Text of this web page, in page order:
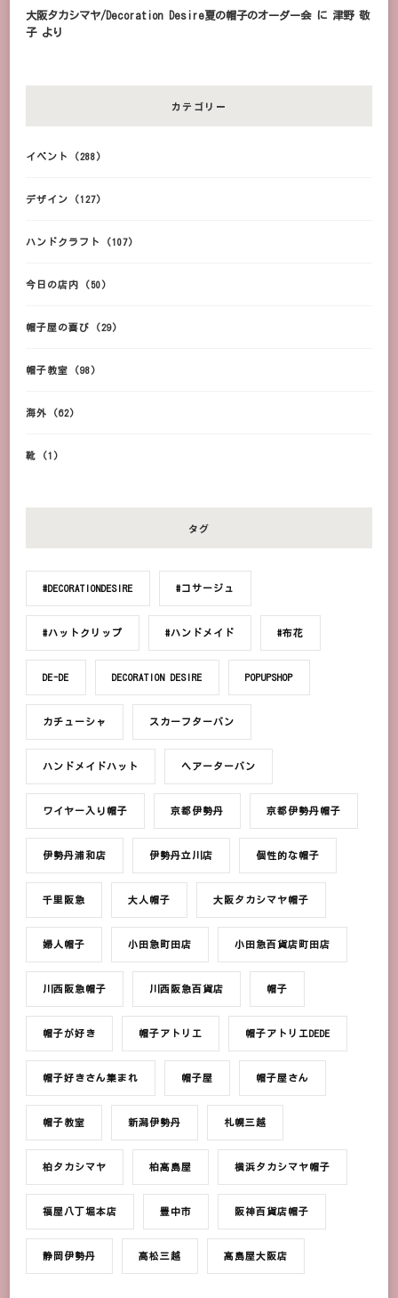
大阪タカシマヤ/Decoration Desire夏の帽子のオーダー会に 津野 敬
子より
カテゴリー
イベント (288)
デザイン (127)
ハンドクラフト (107)
今日の店内 (50)
帽子屋の喜び (29)
帽子教室 (98)
海外 (62)
靴 (1)
タグ
#DECORATIONDESIRE #コサージュ
#ハットクリップ #ハンドメイド #布花
DE-DE DECORATION DESIRE POPUPSHOP
カチューシャ スカーフターバン
ハンドメイドハット ヘアーターバン
ワイヤー入り帽子 京都伊勢丹 京都伊勢丹帽子
伊勢丹浦和店 伊勢丹立川店 個性的な帽子
千里阪急 大人帽子 大阪タカシマヤ帽子
婦人帽子 小田急町田店 小田急百貨店町田店
川西阪急帽子 川西阪急百貨店 帽子
帽子が好き 帽子アトリエ 帽子アトリエDEDE
帽子好きさん集まれ 帽子屋 帽子屋さん
帽子教室 新潟伊勢丹 札幌三越
柏タカシマヤ 柏髙島屋 横浜タカシマヤ帽子
福屋八丁堀本店 豊中市 阪神百貨店帽子
静岡伊勢丹 高松三越 髙島屋大阪店